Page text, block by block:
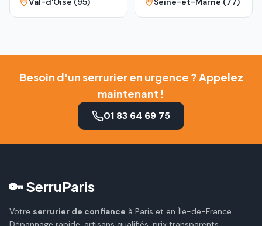
Besoin d'un serrurier en urgence ? Appelez
maintenant !
01 83 64 69 75
🔑 SerruParis
Votre serrurier de confiance à Paris et en Île-de-France.